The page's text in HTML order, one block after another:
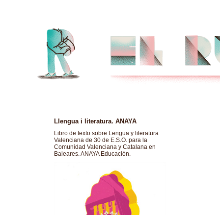
Llengua i literatura. ANAYA
Libro de texto sobre Lengua y literatura
Valenciana de 30 de E.S.O. para la
Comunidad Valenciana y Catalana en
Baleares. ANAYA Educación.